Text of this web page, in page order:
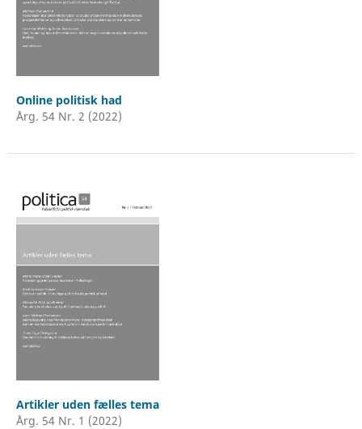
Online politisk had
Årg. 54 Nr. 2 (2022)
Artikler uden fælles tema
Årg. 54 Nr. 1 (2022)